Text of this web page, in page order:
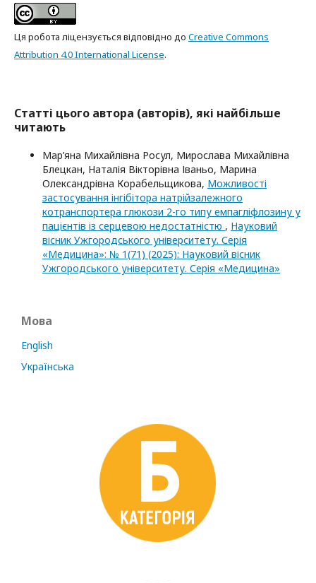
Ця робота ліцензується відповідно до Creative Commons
Attribution 4.0 International License.
Статті цього автора (авторів), які найбільше
читають
Мар’яна Михайлівна Росул, Мирослава Михайлівна
Блецкан, Наталія Вікторівна Іваньо, Марина
Олександрівна Корабельщикова, Можливості
застосування інгібітора натрійзалежного
котранспортера глюкози 2-го типу емпагліфлозину у
пацієнтів із серцевою недостатністю , Науковий
вісник Ужгородського університету. Серія
«Медицина»: № 1(71) (2025): Науковий вісник
Ужгородського університету. Серія «Медицина»
Мова
English
Українська